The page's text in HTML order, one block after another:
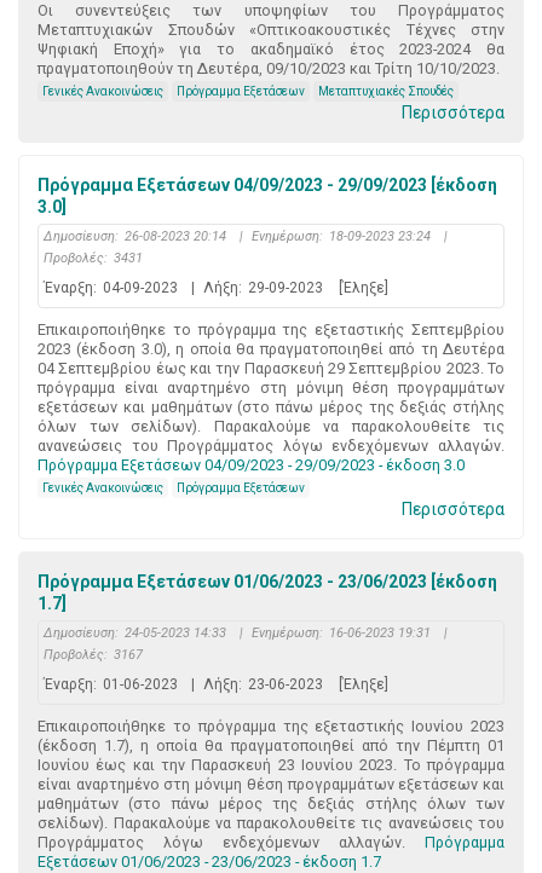
Οι συνεντεύξεις των υποψηφίων του Προγράμματος
Μεταπτυχιακών Σπουδών «Οπτικοακουστικές Τέχνες στην
Ψηφιακή Εποχή» για το ακαδημαϊκό έτος 2023-2024 θα
πραγματοποιηθούν τη Δευτέρα, 09/10/2023 και Τρίτη 10/10/2023.
Γενικές Ανακοινώσεις Πρόγραμμα Εξετάσεων Μεταπτυχιακές Σπουδές
Περισσότερα
Πρόγραμμα Εξετάσεων 04/09/2023 - 29/09/2023 [έκδοση
3.0]
Δημοσίευση: 26-08-2023 20:14 | Ενημέρωση: 18-09-2023 23:24
|
Προβολές: 3431
Έναρξη: 04-09-2023 Λήξη: 29-09-2023 [Έληξε]
Επικαιροποιήθηκε το πρόγραμμα της εξεταστικής Σεπτεμβρίου
2023 (έκδοση 3.0), η οποία θα πραγματοποιηθεί από τη Δευτέρα
04 Σεπτεμβρίου έως και την Παρασκευή 29 Σεπτεμβρίου 2023. Το
πρόγραμμα είναι αναρτημένο στη μόνιμη θέση προγραμμάτων
εξετάσεων και μαθημάτων (στο πάνω μέρος της δεξιάς στήλης
όλων των σελίδων). Παρακαλούμε να παρακολουθείτε τις
ανανεώσεις του Προγράμματος λόγω ενδεχόμενων αλλαγών.
Πρόγραμμα Εξετάσεων 04/09/2023 - 29/09/2023 - έκδοση 3.0
Γενικές Ανακοινώσεις Πρόγραμμα Εξετάσεων
Περισσότερα
Πρόγραμμα Εξετάσεων 01/06/2023 - 23/06/2023 [έκδοση
1.7]
Δημοσίευση: 24-05-2023 14:33 | Ενημέρωση: 16-06-2023 19:31
|
Προβολές: 3167
Έναρξη: 01-06-2023 Λήξη: 23-06-2023 [Έληξε]
Επικαιροποιήθηκε το πρόγραμμα της εξεταστικής Ιουνίου 2023
(έκδοση 1.7), η οποία θα πραγματοποιηθεί από την Πέμπτη 01
Ιουνίου έως και την Παρασκευή 23 Ιουνίου 2023. Το πρόγραμμα
είναι αναρτημένο στη μόνιμη θέση προγραμμάτων εξετάσεων και
μαθημάτων (στο πάνω μέρος της δεξιάς στήλης όλων των
σελίδων). Παρακαλούμε να παρακολουθείτε τις ανανεώσεις του
Προγράμματος λόγω ενδεχόμενων αλλαγών. Πρόγραμμα
Εξετάσεων 01/06/2023 - 23/06/2023 - έκδοση 1.7